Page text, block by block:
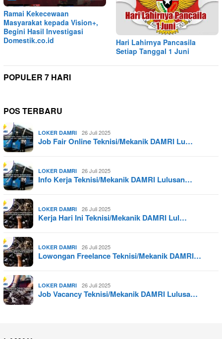
Ramai Kekecewaan
Masyarakat kepada Vision+,
Begini Hasil Investigasi
Domestik.co.id
Hari Lahirnya Pancasila
Setiap Tanggal 1 Juni
POPULER 7 HARI
POS TERBARU
LOKER DAMRI 26 Juli 2025
Job Fair Online Teknisi/Mekanik DAMRI Lu…
LOKER DAMRI 26 Juli 2025
Info Kerja Teknisi/Mekanik DAMRI Lulusan…
LOKER DAMRI 26 Juli 2025
Kerja Hari Ini Teknisi/Mekanik DAMRI Lul…
LOKER DAMRI 26 Juli 2025
Lowongan Freelance Teknisi/Mekanik DAMRI…
LOKER DAMRI 26 Juli 2025
Job Vacancy Teknisi/Mekanik DAMRI Lulusa…